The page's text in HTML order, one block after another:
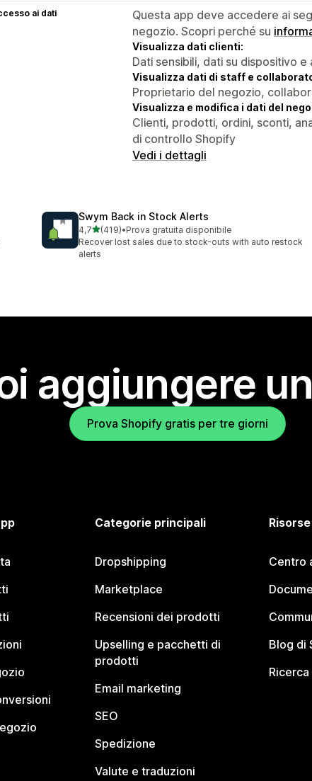
ai dati
Questa app deve accedere ai
negozio. Scopri perché su
Visualizza dati clienti:
Dati sensibili, dati su dispositivo e
Visualizza dati di staff e
Proprietario del negozio,
Visualizza e modifica i dati del
Clienti, prodotti, ordini, sconti,
di controllo Shopify
Vedi i dettagli
Swym Back in Stock Alerts
4,7stelle su 5
(419)
419 recensioni totali
•Prova gratuita disponibile
Recover lost sales due to stock-outs with auto restock
alerts
aggiungere
Prova Shopify gratis per tre giorni
Categorie principali
Dropshipping
Marketplace
Recensioni dei prodotti
Upselling e pacchetti di
prodotti
Email marketing
SEO
Spedizione
Valute e traduzioni
Risorse
Centro
Blog di
Ricerca